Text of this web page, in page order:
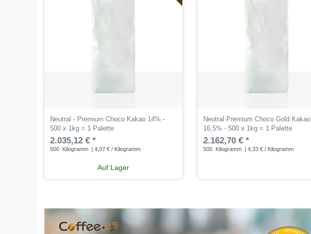
Neutral - Premium Choco Kakao 14% -
500 x 1kg = 1 Palette
2.035,12 € *
500 Kilogramm | 4,07 € / Kilogramm
Auf Lager
Neutral Premium Choco Gold Kakao
16,5% - 500 x 1kg = 1 Palette
2.162,70 € *
500 Kilogramm | 4,33 € / Kilogramm